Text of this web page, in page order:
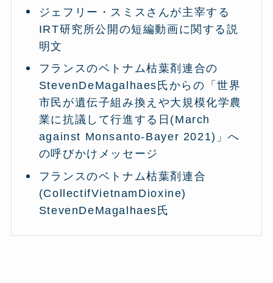
ジェフリー・スミスさんが主宰する
IRT研究所公開の短編動画に関する説
明文
フランスのベトナム枯葉剤連合の
StevenDeMagalhaes氏からの「世界
市民が遺伝子組み換えや大規模化学農
業に抗議して行進する日(March
against Monsanto-Bayer 2021)」へ
の呼びかけメッセージ
フランスのベトナム枯葉剤連合
(CollectifVietnamDioxine)
StevenDeMagalhaes氏